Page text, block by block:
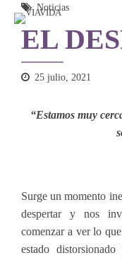
Noticias
EL
25 julio, 2021
“Estamos muy
Surge un momento
despertar y nos
comenzar a ver lo
estado